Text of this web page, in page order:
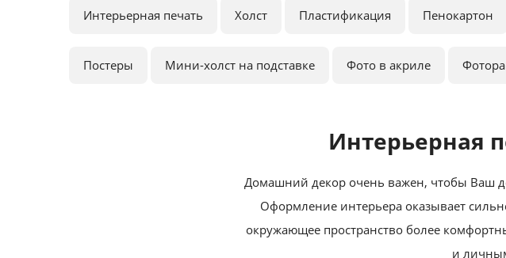
Интерьерная печать Холст Пластификация Пенокартон
Постеры Мини-холст на подставке Фото в акриле
Интерьерная
Домашний декор очень важен, чтобы Ваш
Оформление интерьера оказывает
окружающее пространство более
и